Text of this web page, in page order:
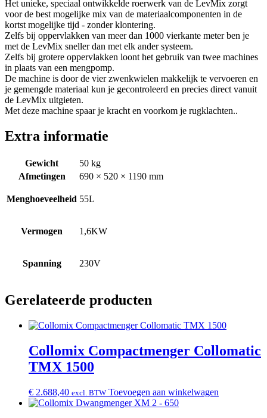
Het unieke, speciaal ontwikkelde roerwerk van de LevMix zorgt
voor de best mogelijke mix van de materiaalcomponenten in de
kortst mogelijke tijd - zonder klontering.
Zelfs bij oppervlakken van meer dan 1000 vierkante meter ben je
met de LevMix sneller dan met elk ander systeem.
Zelfs bij grotere oppervlakken loont het gebruik van twee machines
in plaats van een mengpomp.
De machine is door de vier zwenkwielen makkelijk te vervoeren en
je gemengde materiaal kun je gecontroleerd en precies direct vanuit
de LevMix uitgieten.
Met deze machine spaar je kracht en voorkom je rugklachten..
Extra informatie
Gewicht
50 kg
Afmetingen
690 × 520 × 1190 mm
Menghoeveelheid 55L
Vermogen 1,6KW
Spanning 230V
Gerelateerde producten
Collomix Compactmenger Collomatic
TMX 1500
€ 2.688,40 excl. BTW Toevoegen aan winkelwagen